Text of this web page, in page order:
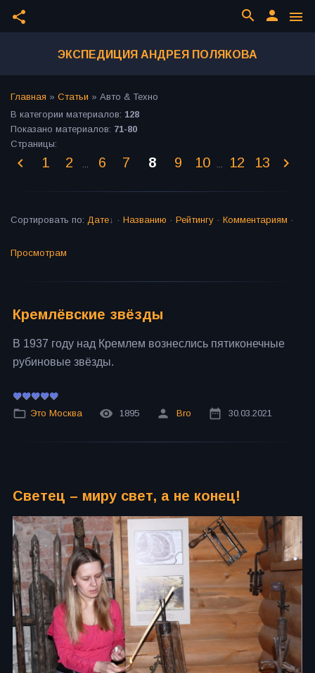
share menu
person
search
ЭКСПЕДИЦИЯ АНДРЕЯ ПОЛЯКОВА
Главная » Статьи » Авто & Техно
В категории материалов: 128
Показано материалов: 71-80
Страницы:
1 2 ... 6 7 8 9 10 ... 12 13
Сортировать по: Дате · Названию · Рейтингу · Комментариям ·
Просмотрам
Кремлёвские звёзды
В 1937 году над Кремлем вознеслись пятиконечные
рубиновые звёзды.
Это Москва 1895 Bro 30.03.2021
Светец – миру свет, а не конец!